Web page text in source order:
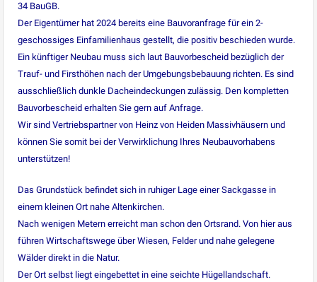
34 BauGB.
Der Eigentümer hat 2024 bereits eine Bauvoranfrage für ein 2-
geschossiges Einfamilienhaus gestellt, die positiv beschieden wurde.
Ein künftiger Neubau muss sich laut Bauvorbescheid bezüglich der
Trauf- und Firsthöhen nach der Umgebungsbebauung richten. Es sind
ausschließlich dunkle Dacheindeckungen zulässig. Den kompletten
Bauvorbescheid erhalten Sie gern auf Anfrage.
Wir sind Vertriebspartner von Heinz von Heiden Massivhäusern und
können Sie somit bei der Verwirklichung Ihres Neubauvorhabens
unterstützen!
Das Grundstück befindet sich in ruhiger Lage einer Sackgasse in
einem kleinen Ort nahe Altenkirchen.
Nach wenigen Metern erreicht man schon den Ortsrand. Von hier aus
führen Wirtschaftswege über Wiesen, Felder und nahe gelegene
Wälder direkt in die Natur.
Der Ort selbst liegt eingebettet in eine seichte Hügellandschaft.